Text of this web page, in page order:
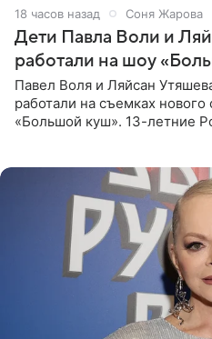
18 часов назад Соня Жарова
Дети Павла Воли и
работали на шоу
Павел Воля и Ляйсан
работали на съемках
«Большой куш». 13-летние